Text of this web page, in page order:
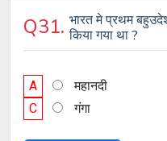
Q31.भारत मे प्रथम
किया गया था ?
A महानदी
C
गंगा